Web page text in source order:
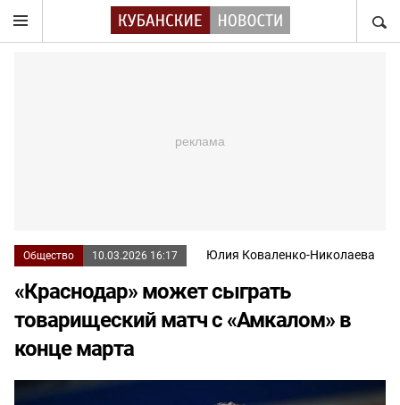
Общество 10.03.2026 16:17 Юлия Коваленко-Николаева
«Краснодар» может сыграть
товарищеский матч с «Амкалом» в
конце марта